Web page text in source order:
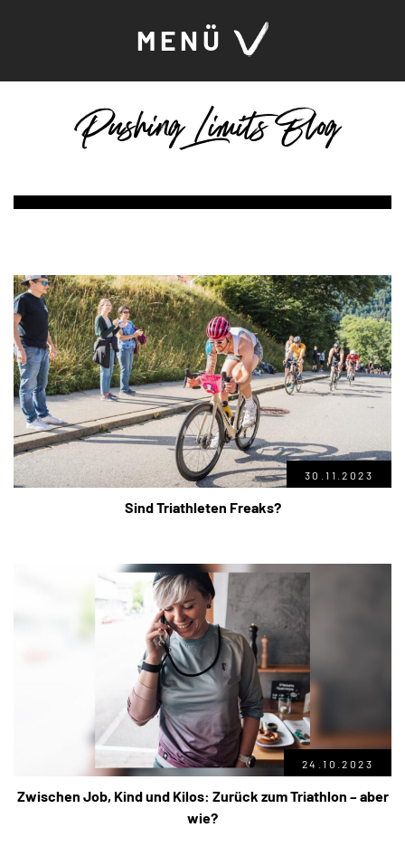
MENÜ
Pushing Limits Blog
30.11.2023
Sind Triathleten Freaks?
24.10.2023
Zwischen Job, Kind und Kilos: Zurück zum Triathlon – aber
wie?